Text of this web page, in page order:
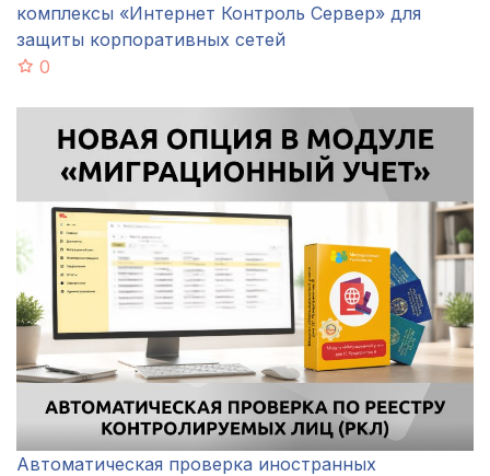
комплексы «Интернет Контроль Сервер» для
защиты корпоративных сетей
0
Автоматическая проверка иностранных